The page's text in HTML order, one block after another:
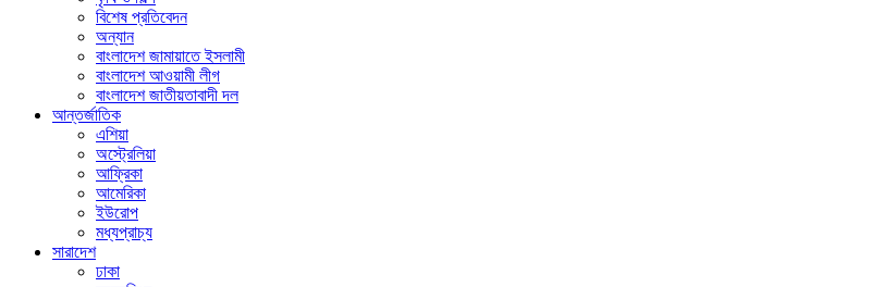
বিশেষ প্রতিবেদন
অন্যান
বাংলাদেশ জামায়াতে ইসলামী
বাংলাদেশ আওয়ামী লীগ
বাংলাদেশ জাতীয়তাবাদী দল
আন্তর্জাতিক
এশিয়া
অস্ট্রেলিয়া
আফ্রিকা
আমেরিকা
ইউরোপ
মধ্যপ্রাচ্য
সারাদেশ
ঢাকা